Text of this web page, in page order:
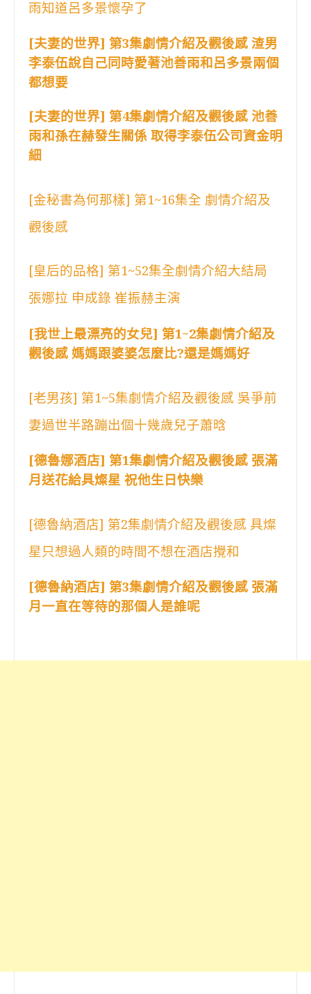
雨知道呂多景懷孕了
[夫妻的世界] 第3集劇情介紹及觀後感 渣男
李泰伍說自己同時愛著池善雨和呂多景兩個
都想要
[夫妻的世界] 第4集劇情介紹及觀後感 池善
雨和孫在赫發生關係 取得李泰伍公司資金明
細
[金秘書為何那樣] 第1~16集全 劇情介紹及
觀後感
[皇后的品格] 第1~52集全劇情介紹大結局
張娜拉 申成錄 崔振赫主演
[我世上最漂亮的女兒] 第1~2集劇情介紹及
觀後感 媽媽跟婆婆怎麼比?還是媽媽好
[老男孩] 第1~5集劇情介紹及觀後感 吳爭前
妻過世半路蹦出個十幾歲兒子蕭晗
[德魯娜酒店] 第1集劇情介紹及觀後感 張滿
月送花給具燦星 祝他生日快樂
[德魯納酒店] 第2集劇情介紹及觀後感 具燦
星只想過人類的時間不想在酒店攪和
[德魯納酒店] 第3集劇情介紹及觀後感 張滿
月一直在等待的那個人是誰呢